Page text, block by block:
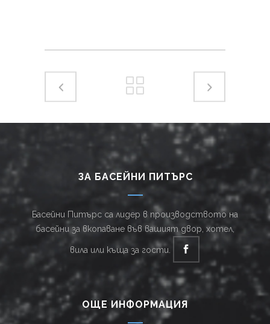
ЗА БАСЕЙНИ ПИТЪРС
Басейни Питърс са лидер в производството на
басейни за вкопаване във вашият двор, хотел,
вила или къща за гости.
ОЩЕ ИНФОРМАЦИЯ